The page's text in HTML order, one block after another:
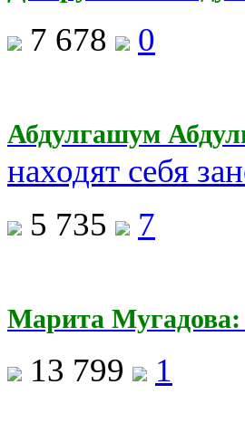
7 678
0
Абдулгашум
находят себя
5 735
7
Марита Мугадова:
13 799
1